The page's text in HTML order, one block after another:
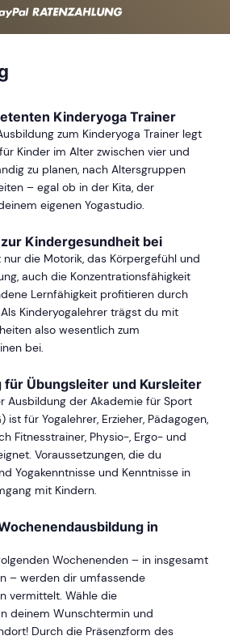
Kinderyoga Trainer
zum Kinderyoga Trainer legt
Kinder im Alter zwischen vier und
zu planen, nach Altersgruppen
– egal ob in der Kita, der
eigenen Yogastudio.
Kindergesundheit bei
die Motorik, das Körpergefühl und
auch die Konzentrationsfähigkeit
Lernfähigkeit profitieren durch
Kinderyogalehrer trägst du mit
also wesentlich zum
bei.
für Übungsleiter und Kursleiter
Ausbildung der Akademie für Sport
ist für Yogalehrer, Erzieher, Pädagogen,
Fitnesstrainer, Physio-, Ergo- und
Voraussetzungen, die du
Yogakenntnisse und Kenntnisse in
mit Kindern.
in
Wochenenden – in insgesamt
– werden dir umfassende
vermittelt. Wähle die
deinem Wunschtermin und
Durch die Präsenzform des